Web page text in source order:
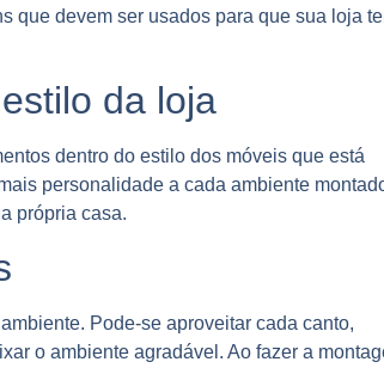
que devem ser usados para que sua loja
da loja
dentro do estilo dos móveis que está
personalidade a cada ambiente
própria casa.
Pode-se aproveitar cada canto,
o ambiente agradável. Ao fazer a